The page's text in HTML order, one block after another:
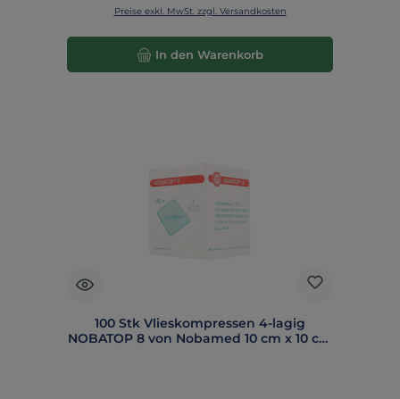
Preise exkl. MwSt. zzgl. Versandkosten
In den Warenkorb
100 Stk Vlieskompressen 4-lagig
NOBATOP 8 von Nobamed 10 cm x 10 cm